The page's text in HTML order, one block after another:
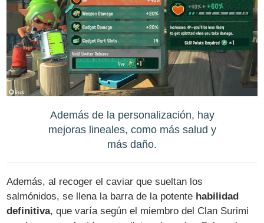
Además de la personalización, hay
mejoras lineales, como más salud y
más daño.
Además, al recoger el caviar que sueltan los
salmónidos, se llena la barra de la potente habilidad
definitiva, que varía según el miembro del Clan Surimi